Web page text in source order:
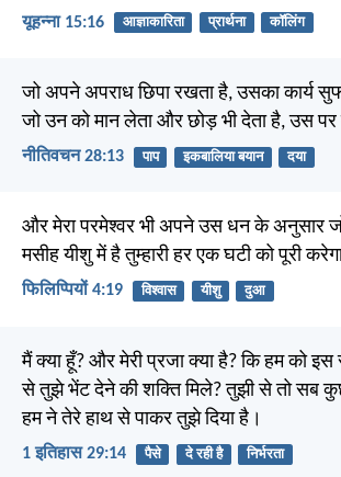
यूहन्ना 15:16 आज्ञाकारिता प्रार्थना कॉलिंग
जो अपने अपराध छिपा रखता है, उसका कार्य
जो उन को मान लेता और छोड़ भी देता है, उस पर
नीतिवचन 28:13 पाप इकबालिया बयान दया
और मेरा परमेश्वर भी अपने उस धन के अनुसार
मसीह यीशु में है तुम्हारी हर एक घटी को पूरी
फिलिप्पियों 4:19 विश्वास यीशु दुआ
मैं क्या हूँ? और मेरी प्रजा क्या है? कि हम को इस
से तुझे भेंट देने की शक्ति मिले? तुझी से तो सब
हम ने तेरे हाथ से पाकर तुझे दिया है।
1 इतिहास 29:14 पैसे दे रही है निर्भरता